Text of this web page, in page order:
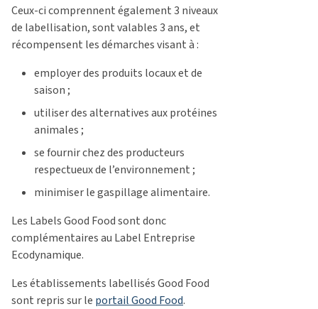
Ceux-ci comprennent également 3 niveaux
de labellisation, sont valables 3 ans, et
récompensent les démarches visant à :
employer des produits locaux et de
saison ;
utiliser des alternatives aux protéines
animales ;
se fournir chez des producteurs
respectueux de l’environnement ;
minimiser le gaspillage alimentaire.
Les Labels Good Food sont donc
complémentaires au Label Entreprise
Ecodynamique.
Les établissements labellisés Good Food
sont repris sur le portail Good Food.